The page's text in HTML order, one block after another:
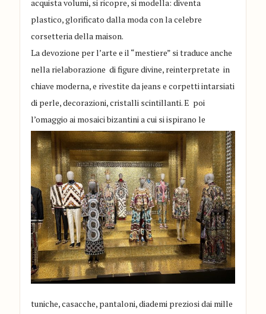
acquista volumi, si ricopre, si modella: diventa
plastico, glorificato dalla moda con la celebre
corsetteria della maison.
La devozione per l’arte e il “mestiere” si traduce anche
nella rielaborazione di figure divine, reinterpretate in
chiave moderna, e rivestite da jeans e corpetti intarsiati
di perle, decorazioni, cristalli scintillanti. E poi
l’omaggio ai mosaici bizantini a cui si ispirano le
tuniche, casacche, pantaloni, diademi preziosi dai mille